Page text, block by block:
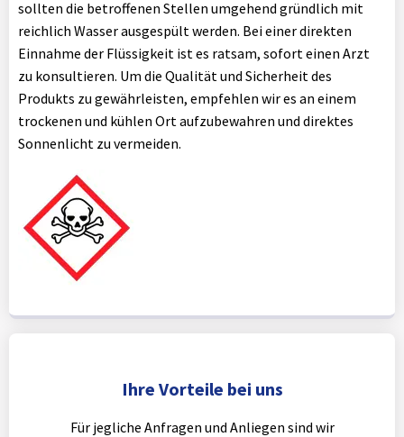
sollten die betroffenen Stellen umgehend gründlich mit
reichlich Wasser ausgespült werden. Bei einer direkten
Einnahme der Flüssigkeit ist es ratsam, sofort einen Arzt
zu konsultieren. Um die Qualität und Sicherheit des
Produkts zu gewährleisten, empfehlen wir es an einem
trockenen und kühlen Ort aufzubewahren und direktes
Sonnenlicht zu vermeiden.
Ihre Vorteile bei uns
Für jegliche Anfragen und Anliegen sind wir